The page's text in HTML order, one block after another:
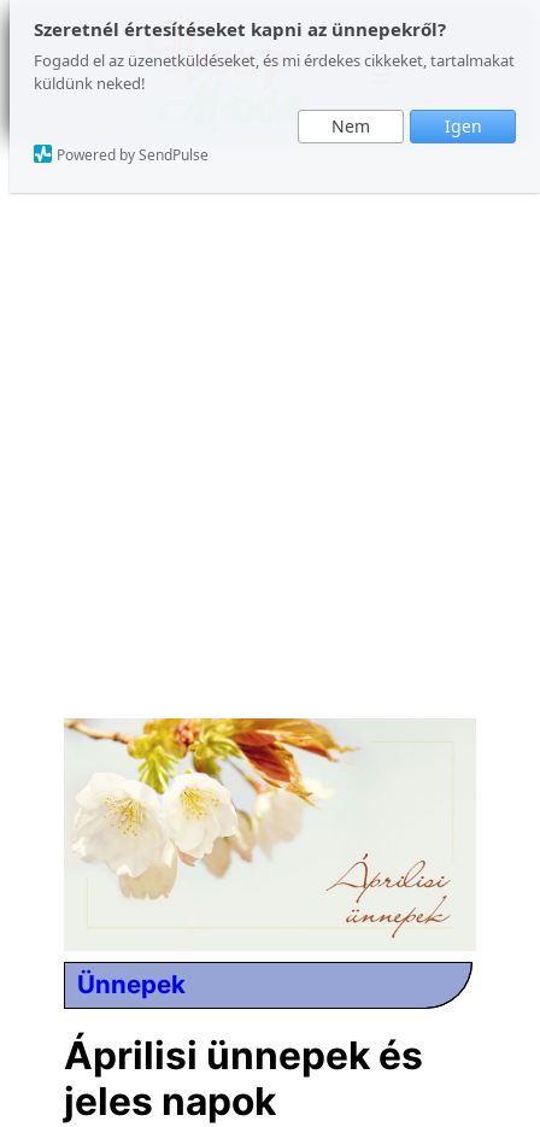
Szeretnél értesítéseket kapni az ünnepekről?
Fogadd el az üzenetküldéseket, és mi érdekes cikkeket, tartalmakat
küldünk neked!
Nem Igen
Powered by SendPulse
Ugrás
tartalomhoz
Ünnepek
Áprilisi ünnepek és
jeles napok